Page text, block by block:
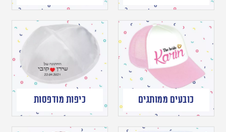
כובעים ממותגים כיפות מודפסות